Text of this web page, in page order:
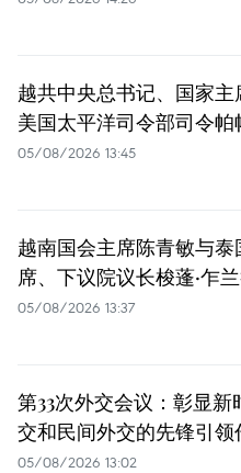
越共中央总书记、国家
美国太平洋司令部司令帕
05/08/2026 13:45
越南国会主席陈青敏与泰
席、下议院议长梭蓬·乍
05/08/2026 13:37
第33次外交会议：彰显新
交和民间外交的先锋引领
05/08/2026 13:02